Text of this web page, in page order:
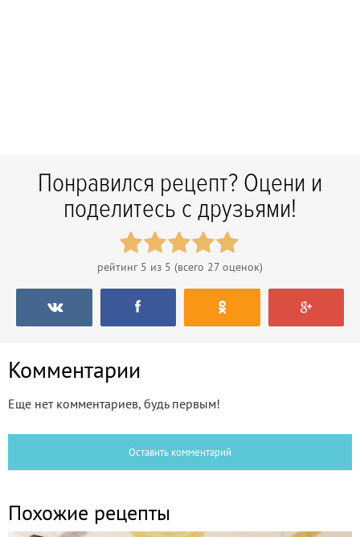
Понравился рецепт? Оцени и
поделитесь с друзьями!
рейтинг 5 из 5 (всего 27 оценок)
Комментарии
Еще нет комментариев, будь первым!
Оставить комментарий
Похожие рецепты